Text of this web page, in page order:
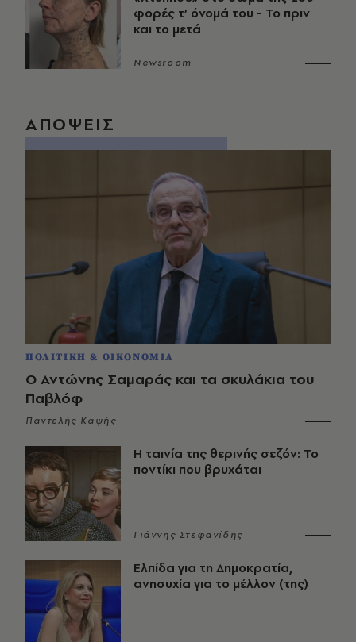
φορές τ’ όνομά του - Το πριν
και το μετά
Newsroom
ΑΠΟΨΕΙΣ
ΠΟΛΙΤΙΚΗ & ΟΙΚΟΝΟΜΙΑ
Ο Αντώνης Σαμαράς και τα σκυλάκια του
Παβλόφ
Παντελής Καψής
Η ταινία της θερινής σεζόν: Το
ποντίκι που βρυχάται
Γιάννης Στεφανίδης
Ελπίδα για τη Δημοκρατία,
ανησυχία για το μέλλον (της)